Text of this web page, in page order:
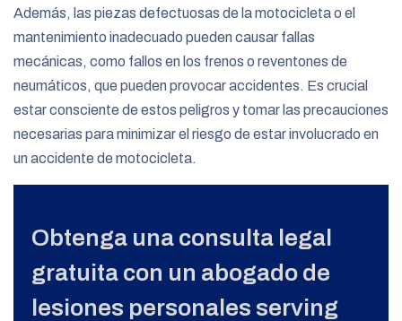
Además, las piezas defectuosas de la motocicleta o el
mantenimiento inadecuado pueden causar fallas
mecánicas, como fallos en los frenos o reventones de
neumáticos, que pueden provocar accidentes. Es crucial
estar consciente de estos peligros y tomar las precauciones
necesarias para minimizar el riesgo de estar involucrado en
un accidente de motocicleta.
Obtenga una consulta legal
gratuita con un abogado de
lesiones personales serving